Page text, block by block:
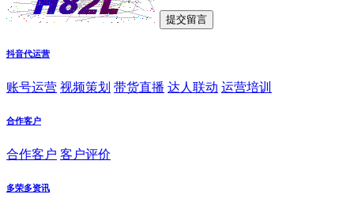
抖音代运营
账号运营 视频策划 带货直播 达人联动 运营培训
合作客户
合作客户 客户评价
多荣多资讯